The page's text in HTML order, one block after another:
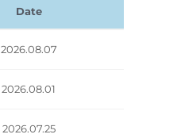
Date
2026.08.07
2026.08.01
2026.07.25